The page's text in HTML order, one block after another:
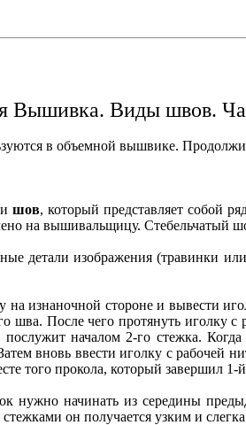
Вышивка. Виды швов.
в объемной вышвике.
шов, который представляет собой
на вышивальщицу. Стебельчатый
детали изображения (травинки
на изнаночной стороне и вывести
шва. После чего протянуть
началом 2-го стежка.
вновь ввести иголку с рабочей
того прокола, который завершил 1-
нужно начинать из середины
он получается узким и